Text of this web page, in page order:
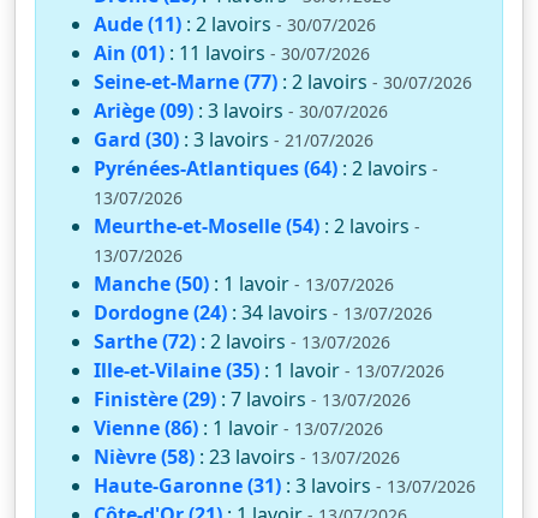
Aude (11) : 2 lavoirs - 30/07/2026
Ain (01) : 11 lavoirs - 30/07/2026
Seine-et-Marne (77) : 2 lavoirs - 30/07/2026
Ariège (09) : 3 lavoirs - 30/07/2026
Gard (30) : 3 lavoirs - 21/07/2026
Pyrénées-Atlantiques (64) : 2 lavoirs -
13/07/2026
Meurthe-et-Moselle (54) : 2 lavoirs -
13/07/2026
Manche (50) : 1 lavoir - 13/07/2026
Dordogne (24) : 34 lavoirs - 13/07/2026
Sarthe (72) : 2 lavoirs - 13/07/2026
Ille-et-Vilaine (35) : 1 lavoir - 13/07/2026
Finistère (29) : 7 lavoirs - 13/07/2026
Vienne (86) : 1 lavoir - 13/07/2026
Nièvre (58) : 23 lavoirs - 13/07/2026
Haute-Garonne (31) : 3 lavoirs - 13/07/2026